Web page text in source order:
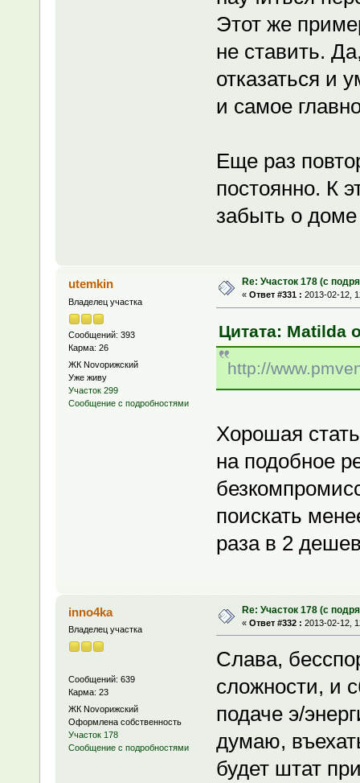
Этот же
не ставить.
отказаться и
и самое
Еще раз
постоянно. К
забыть о
utemkin
Владелец участка
Сообщений: 393
Карма: 26
ЖК Novoрижский
Уже живу
Участок 299
Сообщение с подробностями
Re: Участок 178 (с
« Ответ #331 : 2013-02-12,
Цитата: Matilda
http://
Хорошая
на подобное
поискать
раза в 2
inno4ka
Владелец участка
Сообщений: 639
Карма: 23
ЖК Novoрижский
Оформлена собственность
Участок 178
Сообщение с подробностями
Re: Участок 178 (с
« Ответ #332 : 2013-02-12,
Слава,
сложности, и
подаче э/
думаю,
будет штат